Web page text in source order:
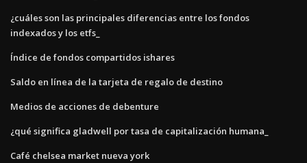
¿cuáles son las principales diferencias entre los fondos
indexados y los etfs_
Índice de fondos compartidos ishares
Saldo en línea de la tarjeta de regalo de destino
Medios de acciones de debenture
¿qué significa gladwell por tasa de capitalización humana_
Café chelsea market nueva york